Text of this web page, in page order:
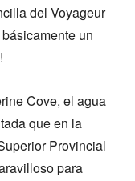
del Voyageur
un
Cove, el agua
que en la
Provincial
para